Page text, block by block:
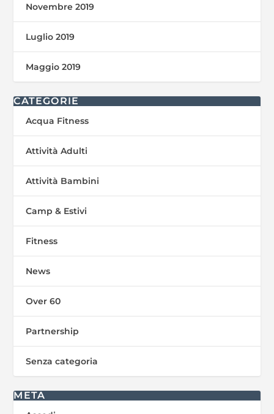
Novembre 2019
Luglio 2019
Maggio 2019
CATEGORIE
Acqua Fitness
Attività Adulti
Attività Bambini
Camp & Estivi
Fitness
News
Over 60
Partnership
Senza categoria
META